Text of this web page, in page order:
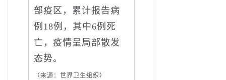
部疫区，累计报告病
例18例，其中6例死
亡，疫情呈局部散发
态势。
（来源：世界卫生组织）